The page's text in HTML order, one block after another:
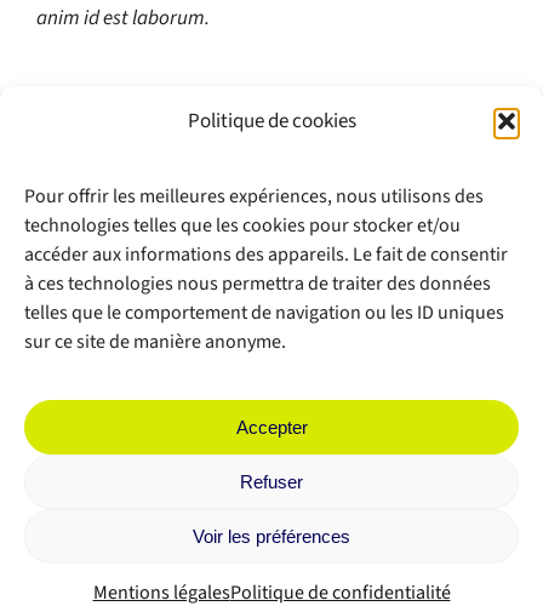
Politique de cookies
Pour offrir les meilleures expériences, nous utilisons des
technologies telles que les cookies pour stocker et/ou
accéder aux informations des appareils. Le fait de consentir
à ces technologies nous permettra de traiter des données
telles que le comportement de navigation ou les ID uniques
sur ce site de manière anonyme.
Accepter
Refuser
Voir les préférences
Mentions légalesPolitique de confidentialité
anim id est laborum.
Reserved | Powered byWordPress
Facebook InstagramPinterest